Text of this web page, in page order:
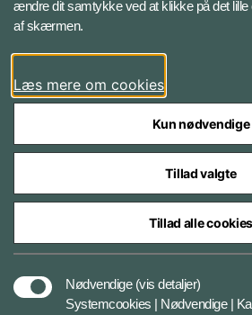
Facebook
Instagram
Styrelser og myndigheder under
ændre dit samtykke ved at klikke på det
af skærmen.
Læs mere om cookies
Kun nødvendige
Tillad valgte
Tillad alle cookies
Nødvendige (vis detaljer)
Systemcookies | Nødvendige |